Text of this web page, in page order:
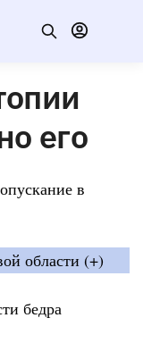
его
в
области (+)
бедра